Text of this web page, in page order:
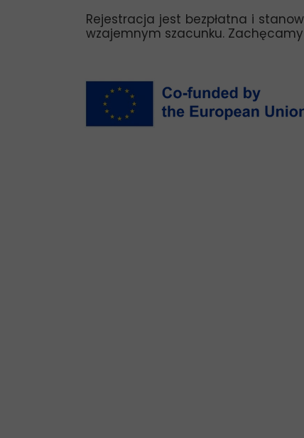
Rejestracja jest bezpłatna i
wzajemnym szacunku.